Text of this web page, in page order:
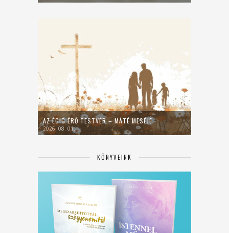
AZ ÉGIG ÉRŐ TESTVÉR – MÁTÉ MESÉJE
2026. 08. 01.
KÖNYVEINK